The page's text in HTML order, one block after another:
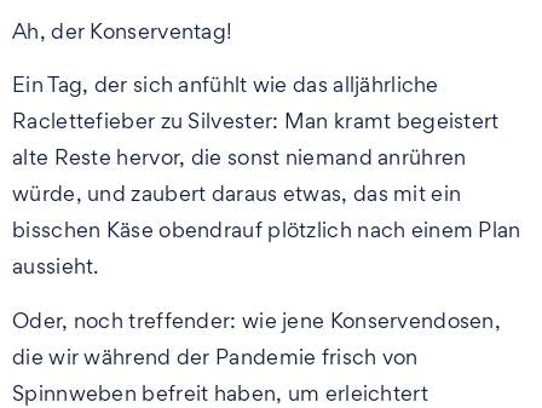
Ah, der Konserventag!
Ein Tag, der sich anfühlt wie das alljährliche
Raclettefieber zu Silvester: Man kramt begeistert
alte Reste hervor, die sonst niemand anrühren
würde, und zaubert daraus etwas, das mit ein
bisschen Käse obendrauf plötzlich nach einem Plan
aussieht.
Oder, noch treffender: wie jene Konservendosen,
die wir während der Pandemie frisch von
Spinnweben befreit haben, um erleichtert